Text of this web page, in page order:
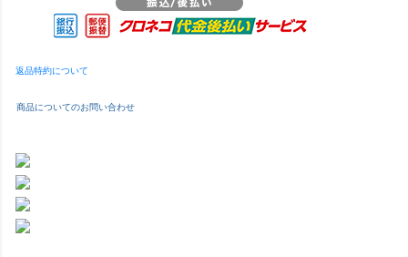
返品特約について
商品についてのお問い合わせ